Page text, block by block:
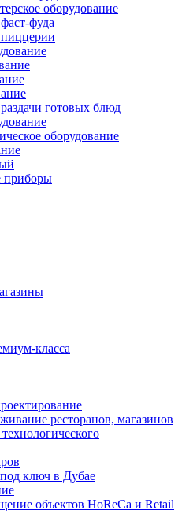
оборудование
фуда
готовых блюд
оборудование
приборы
класса
ресторанов, магазинов
ключ в Дубае
объектов HoReCa и Retail